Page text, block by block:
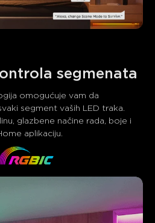
segmenata
omogućuje vam da
segment vaših LED traka.
glazbene načine rada, boje i
aplikaciju.
Negativno